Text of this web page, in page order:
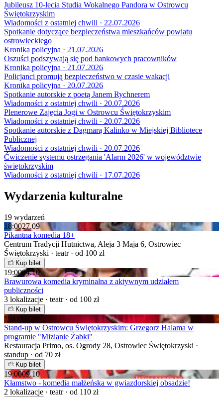
Jubileusz 10-lecia Studia Wokalnego Pandora w Ostrowcu
Świętokrzyskim
Wiadomości z ostatniej chwili · 22.07.2026
Spotkanie dotyczące bezpieczeństwa mieszkańców powiatu
ostrowieckiego
Kronika policyjna · 21.07.2026
Oszuści podszywają się pod bankowych pracowników
Kronika policyjna · 21.07.2026
Policjanci promują bezpieczeństwo w czasie wakacji
Kronika policyjna · 20.07.2026
Spotkanie autorskie z poetą Janem Rychnerem
Wiadomości z ostatniej chwili · 20.07.2026
Plenerowe Zajęcia Jogi w Ostrowcu Świętokrzyskim
Wiadomości z ostatniej chwili · 20.07.2026
Spotkanie autorskie z Dagmarą Kalinko w Miejskiej Bibliotece
Publicznej
Wiadomości z ostatniej chwili · 20.07.2026
Ćwiczenie systemu ostrzegania 'Alarm 2026' w województwie
świętokrzyskim
Wiadomości z ostatniej chwili · 17.07.2026
Wydarzenia kulturalne
19 wydarzeń
18:0027.09
Pikantna komedia 18+
Centrum Tradycji Hutnictwa, Aleja 3 Maja 6, Ostrowiec
Świętokrzyski · teatr · od 100 zł
Kup bilet
19:0004.10
Brawurowa komedia kryminalna z aktywnym udziałem
publiczności
3 lokalizacje · teatr · od 100 zł
Kup bilet
19:0007.10
Stand-up w Ostrowcu Świętokrzyskim: Grzegorz Halama w
programie "Mizianie Żabki"
Restauracja Primo, os. Ogrody 28, Ostrowiec Świętokrzyski ·
standup · od 70 zł
Kup bilet
19:0009.10
Kłamstwo - komedia małżeńska w gwiazdorskiej obsadzie!
2 lokalizacje · teatr · od 110 zł